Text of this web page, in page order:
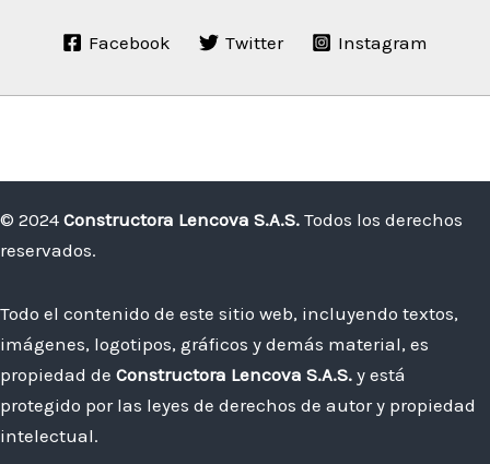
materiales
Facebook Twitter Instagram
© 2024 Constructora Lencova S.A.S. Todos los derechos
reservados.
Todo el contenido de este sitio web, incluyendo textos,
imágenes, logotipos, gráficos y demás material, es
propiedad de Constructora Lencova S.A.S. y está
protegido por las leyes de derechos de autor y propiedad
intelectual.